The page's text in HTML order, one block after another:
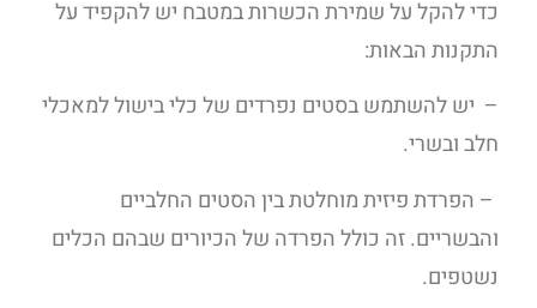
כדי להקל על שמירת הכשרות במטבח יש להקפיד על
התקנות הבאות:
– יש להשתמש בסטים נפרדים של כלי בישול למאכלי
חלב ובשרי.
– הפרדת פיזית מוחלטת בין הסטים החלביים
והבשריים. זה כולל הפרדה של הכיורים שבהם הכלים
נשטפים.